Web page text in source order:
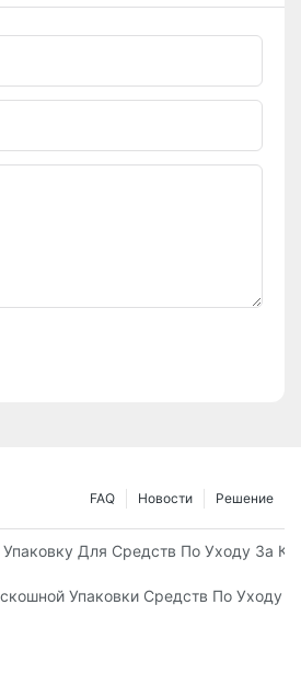
Решение
Новости
FAQ
Для Средств По Уходу За
К Бренду
Упаковки Средств По Уходу